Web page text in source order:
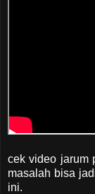
cek video jarum
masalah bisa
ini.